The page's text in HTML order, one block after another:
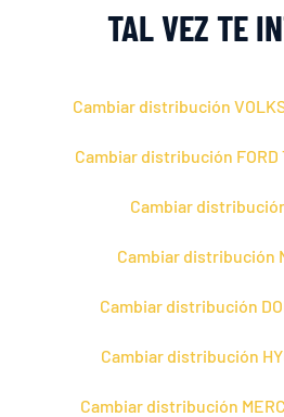
TAL VEZ TE
Cambiar distribución
Cambiar distribución FORD
Cambiar
Cambiar distribución
Cambiar distribución
Cambiar distribución
Cambiar distribución